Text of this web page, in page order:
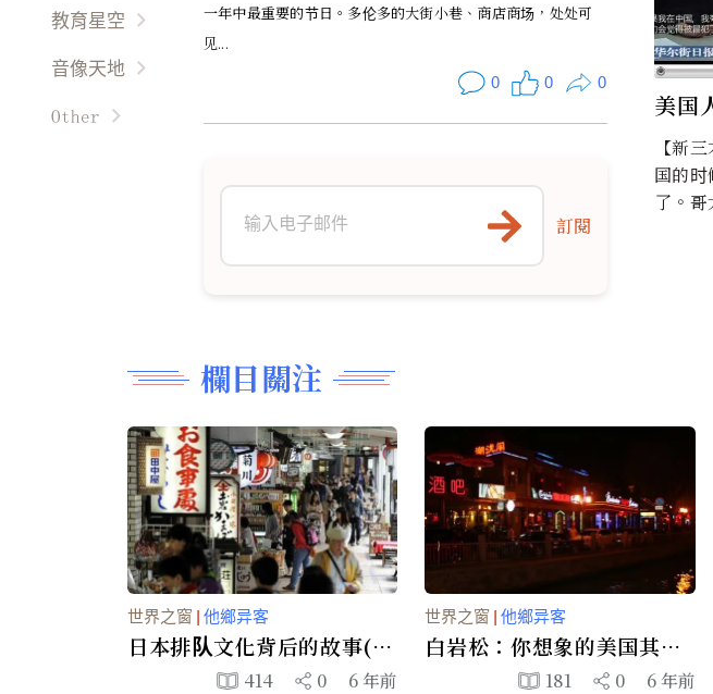
文化道德
民风民俗
幽情雅趣
感悟生活
才艺方圆
風雲人物
专栏作家
作品新创
長篇連載
教育星空
小画家
音像天地
古典音乐
Other
一年中最重要的节日。多伦多的大街小巷、商店商场，处处可
见...
0 0 0
訂閱
美国
(图)
【新
国的
了。
欄目關注
世界之窗 |他鄉异客
日本排队文化背后的故事(组
414 0 6 年前
世界之窗 |他鄉异客
白岩松：你想象的美国其实
181 0 6 年前